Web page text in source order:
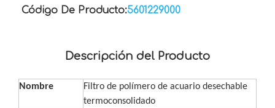
Código De Producto:5601229000
Descripción del Producto
Nombre
Filtro de polímero de acuario desechable
termoconsolidado